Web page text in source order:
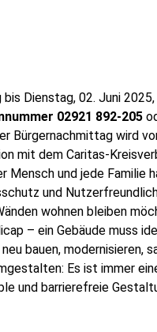
Dienstag, 02. Juni
02921 892-205
Bürgernachmittag wird
mit dem Caritas-
Mensch und jede Familie
und
wohnen bleiben
– ein Gebäude muss
bauen, modernisieren,
Es ist immer
und barrierefreie